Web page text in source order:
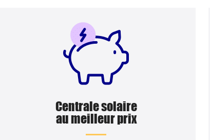
Centrale solaire
au meilleur prix